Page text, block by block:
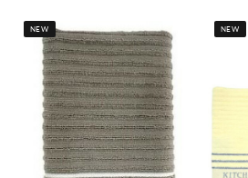
NEW NEW